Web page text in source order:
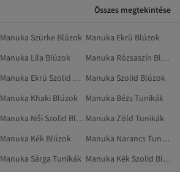
Összes megtekintése
Manuka Szürke Blúzok Manuka Ekrü Blúzok
Manuka Lila Blúzok
Manuka Rózsaszín Blúzok
Manuka Ekrü Szolid Blúzok Manuka Szolid Blúzok
Manuka Khaki Blúzok
Manuka Bézs Tunikák
Manuka Női Szolid Blúzok Manuka Zöld Tunikák
Manuka Kék Blúzok
Manuka Narancs Tunikák
Manuka Sárga Tunikák
Manuka Kék Szolid Blúzok